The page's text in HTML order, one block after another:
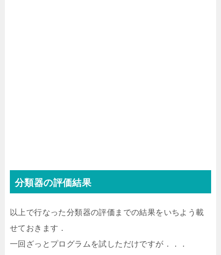
分類器の評価結果
以上で行なった分類器の評価までの結果をいちよう載
せておきます．
一回ざっとプログラムを試しただけですが．．．